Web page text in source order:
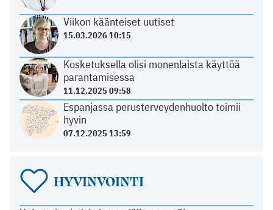
Viikon käänteiset uutiset
15.03.2026 10:15
Kosketuksella olisi monenlaista käyttöä
parantamisessa
11.12.2025 09:58
Espanjassa perusterveydenhuolto toimii
hyvin
07.12.2025 13:59
HYVINVOINTI